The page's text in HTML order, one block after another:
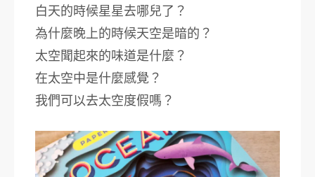
白天的時候星星去哪兒了？
為什麼晚上的時候天空是暗的？
太空聞起來的味道是什麼？
在太空中是什麼感覺？
我們可以去太空度假嗎？